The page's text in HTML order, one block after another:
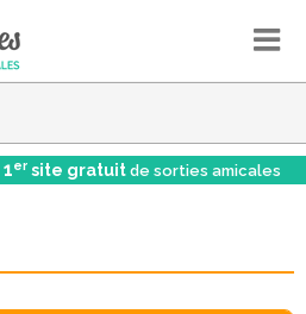
1er site gratuit de sorties amicales